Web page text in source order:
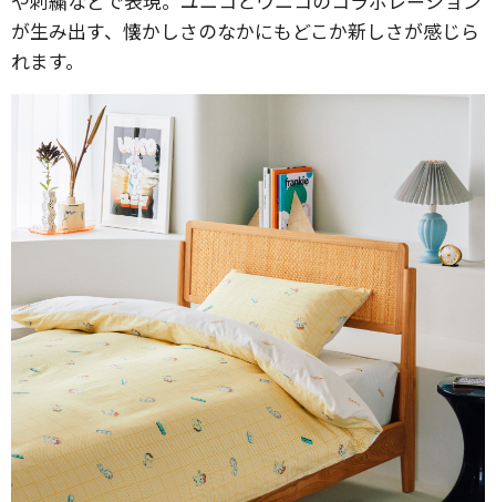
が生み出す、懐かしさのなかにもどこか新しさが感じら
れます。